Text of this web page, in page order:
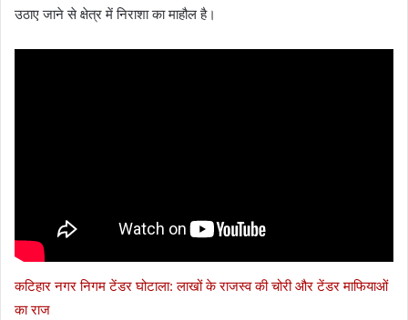
उठाए जाने से क्षेत्र में निराशा का माहौल है।
कटिहार नगर निगम टेंडर घोटाला: लाखों के राजस्व की चोरी और टेंडर माफियाओं
का राज